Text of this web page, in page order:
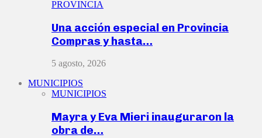
PROVINCIA
Una acción especial en Provincia
Compras y hasta…
5 agosto, 2026
MUNICIPIOS
MUNICIPIOS
Mayra y Eva Mieri inauguraron la
obra de…